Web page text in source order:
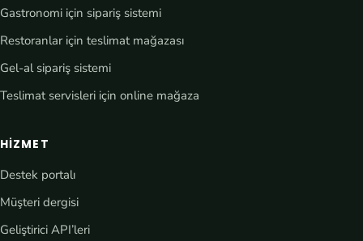
Gastronomi için sipariş sistemi
Restoranlar için teslimat mağazası
Gel-al sipariş sistemi
Teslimat servisleri için online mağaza
HIZMET
Destek portalı
Müşteri dergisi
Geliştirici API’leri